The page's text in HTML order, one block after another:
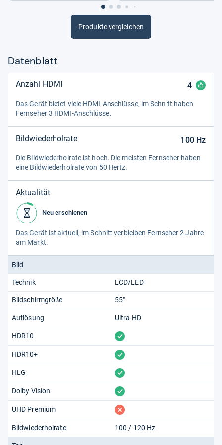
Von uns ausgewertete Quellen:
Les NumériquesProdukte vergleichen
Datenblatt
Anzahl HDMI 4
Das Gerät bie­tet viele HDMI-​Anschlüsse, im Schnitt haben
Fern­se­her 3 HDMI-​Anschlüsse.
Bildwiederholrate 100Hz
Die Bild­wie­der­hol­rate ist hoch. Die meis­ten Fern­se­her haben
eine Bild­wie­der­hol­rate von 50 Hertz.
Aktualität
Neu erschienen
Das Gerät ist aktu­ell, im Schnitt ver­blei­ben Fern­se­her 2 Jahre
am Markt.
Bild
Technik LCD/LED
Bildschirmgröße 55"
Auflösung Ultra HD
HDR10 vorhanden
HDR10+ vorhanden
HLG vorhanden
Dolby Vision vorhanden
UHD Premium fehlt
Bildwiederholrate 100 / 120 Hz